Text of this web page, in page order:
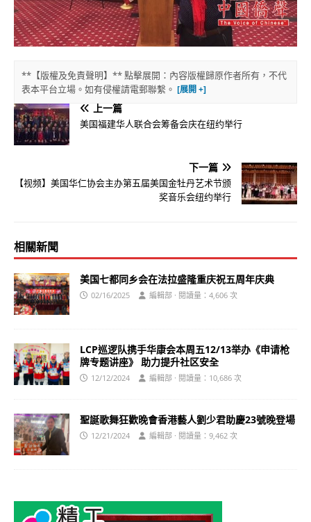
**【版權及免責聲明】** 點擊展開：內容版權歸原作者所有，不代
表本平台立場。如有侵權請電郵聯繫。
上一篇
美国福建华人联合会筹备会庆在纽约举行
下一篇
【视频】美国华仁协会主办第五届美国金牡丹艺术节颁
奖音乐会纽约举行
相關新聞
美国七都同乡会在法拉盛隆重庆祝五周年庆典
02/16/2025 編輯部 · 閱讀量：4,606 次
LCP巡逻队携手华康会本周五12/13举办《申请枪
牌专题讲座》 助力提升社区安全
12/12/2024 編輯部 · 閱讀量：10,686 次
聖誕歌舞狂歡晚會香港藝人劉少君助慶23號晚登場
12/21/2024 編輯部 · 閱讀量：9,462 次